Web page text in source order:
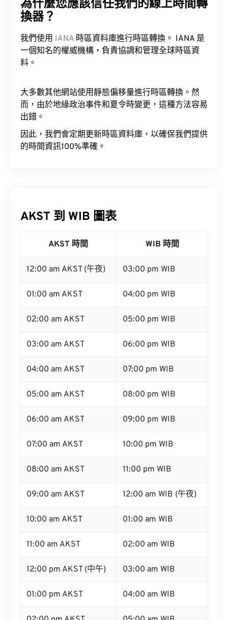
為什麼您應該信任我們的線上時間轉
換器？
我們使用 IANA 時區資料庫進行時區轉換。 IANA 是
一個知名的權威機構，負責協調和管理全球時區資
料。
大多數其他網站使用靜態偏移量進行時區轉換。然
而，由於地緣政治事件和夏令時變更，這種方法容易
出錯。
因此，我們會定期更新時區資料庫，以確保我們提供
的時間資訊100%準確。
AKST 到 WIB 圖表
AKST 時間 WIB 時間
12:00 am AKST (午夜) 03:00 pm WIB
01:00 am AKST 04:00 pm WIB
02:00 am AKST 05:00 pm WIB
03:00 am AKST 06:00 pm WIB
04:00 am AKST 07:00 pm WIB
05:00 am AKST 08:00 pm WIB
06:00 am AKST 09:00 pm WIB
07:00 am AKST 10:00 pm WIB
08:00 am AKST 11:00 pm WIB
09:00 am AKST 12:00 am WIB (午夜)
10:00 am AKST 01:00 am WIB
11:00 am AKST 02:00 am WIB
12:00 pm AKST (中午) 03:00 am WIB
01:00 pm AKST 04:00 am WIB